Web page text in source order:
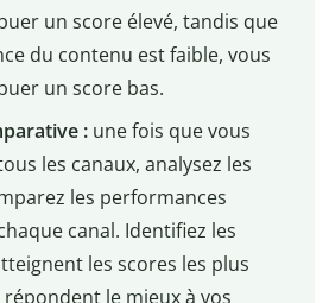
un score élevé, tandis que
du contenu est faible, vous
un score bas.
:une fois que vous
les canaux, analysez les
les performances
canal. Identifiez les
les scores les plus
répondent le mieux à vos